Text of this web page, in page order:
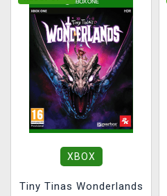
XBOX
Tiny Tinas Wonderlands